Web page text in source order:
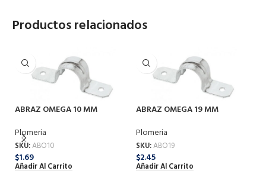
Productos relacionados
ABRAZ OMEGA 10 MM
Plomeria
SKU:ABO10
$1.69
Añadir Al Carrito
ABRAZ OMEGA 19 MM
Plomeria
SKU:ABO19
$2.45
Añadir Al Carrito